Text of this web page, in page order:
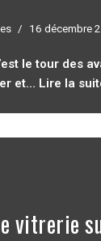
16 décembre
le tour des
et… Lire la
vitrerie